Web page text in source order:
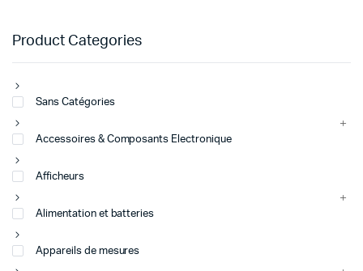
Product Categories
Sans Catégories
Accessoires & Composants Electronique
Afficheurs
Alimentation et batteries
Appareils de mesures